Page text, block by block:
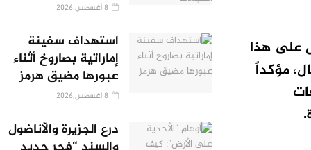
على هذا
مؤكداً
استهداف سفينة
إماراتية بصاروخ أثناء
عبورها مضيق هرمز
درع الجزيرة والأناضول